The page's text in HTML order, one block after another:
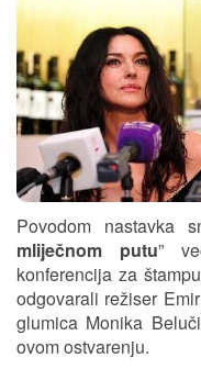
Povodom nastavka
mliječnom putu”
konferencija za
odgovarali režiser
glumica Monika
ovom ostvarenju.